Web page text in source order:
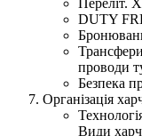
DUTY
проводи
Безпека
Організація
Види